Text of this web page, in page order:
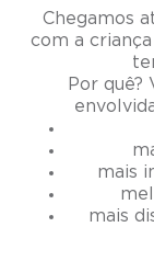
Chegamos
com a
Por quê?
mais
mais